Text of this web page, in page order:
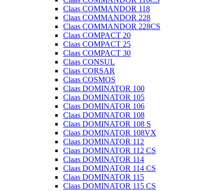
Claas COMMANDOR 118
Claas COMMANDOR 228
Claas COMMANDOR 228CS
Claas COMPACT 20
Claas COMPACT 25
Claas COMPACT 30
Claas CONSUL
Claas CORSAR
Claas COSMOS
Claas DOMINATOR 100
Claas DOMINATOR 105
Claas DOMINATOR 106
Claas DOMINATOR 108
Claas DOMINATOR 108 S
Claas DOMINATOR 108VX
Claas DOMINATOR 112
Claas DOMINATOR 112 CS
Claas DOMINATOR 114
Claas DOMINATOR 114 CS
Claas DOMINATOR 115
Claas DOMINATOR 115 CS